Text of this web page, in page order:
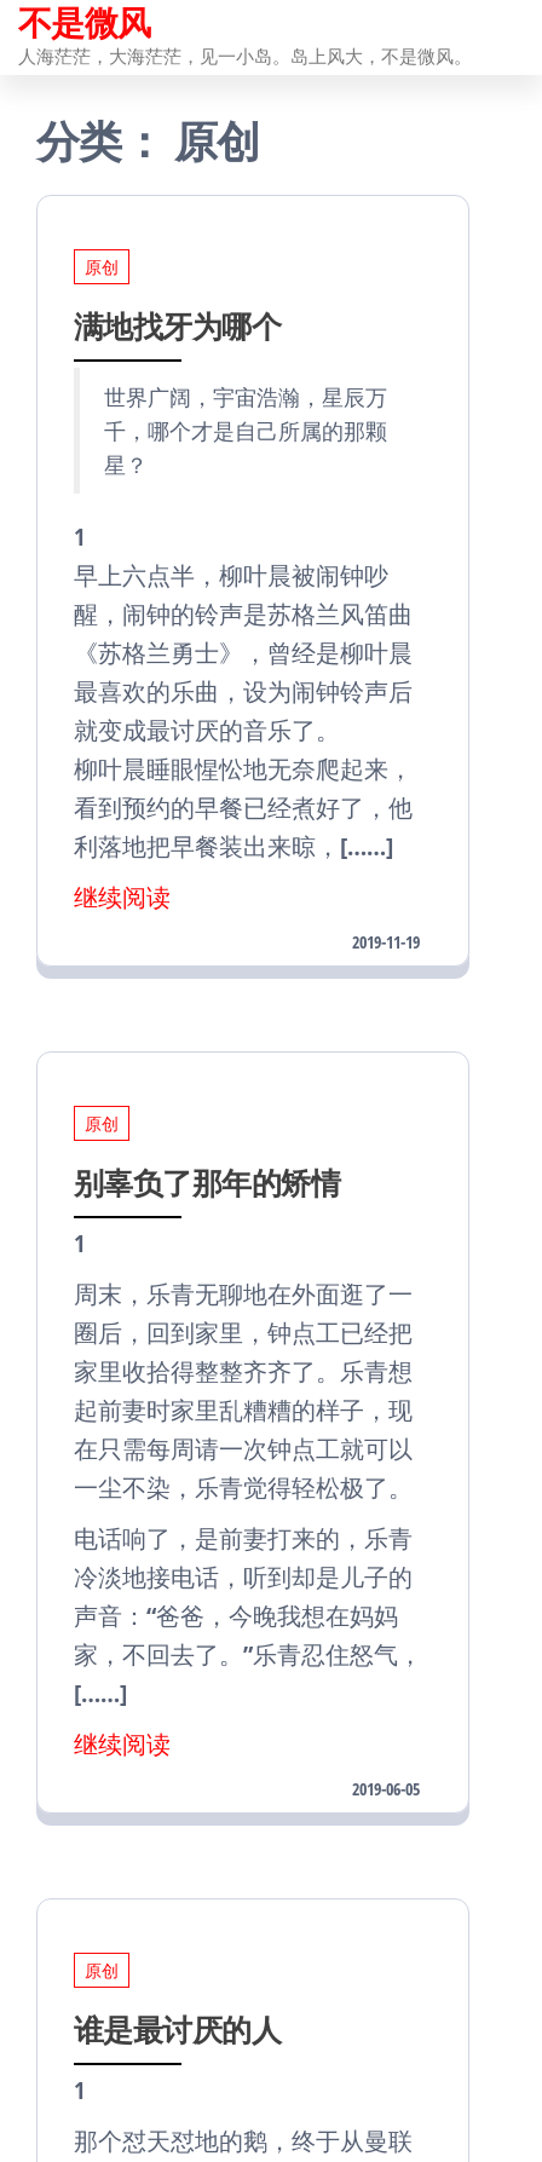
前
往
不是微风
人海茫茫，大海茫茫，见一小岛。岛上风大，不是微风。
分类： 原创
原创
满地找牙为哪个
世界广阔，宇宙浩瀚，星辰万
千，哪个才是自己所属的那颗
星？
1
早上六点半，柳叶晨被闹钟吵
醒，闹钟的铃声是苏格兰风笛曲
《苏格兰勇士》，曾经是柳叶晨
最喜欢的乐曲，设为闹钟铃声后
就变成最讨厌的音乐了。
柳叶晨睡眼惺忪地无奈爬起来，
看到预约的早餐已经煮好了，他
利落地把早餐装出来晾，[……]
继续阅读
2019-11-19
原创
别辜负了那年的矫情
1
周末，乐青无聊地在外面逛了一
圈后，回到家里，钟点工已经把
家里收拾得整整齐齐了。乐青想
起前妻时家里乱糟糟的样子，现
在只需每周请一次钟点工就可以
一尘不染，乐青觉得轻松极了。
电话响了，是前妻打来的，乐青
冷淡地接电话，听到却是儿子的
声音：“爸爸，今晚我想在妈妈
家，不回去了。”乐青忍住怒气，
[……]
继续阅读
2019-06-05
原创
谁是最讨厌的人
1
那个怼天怼地的鹅，终于从曼联